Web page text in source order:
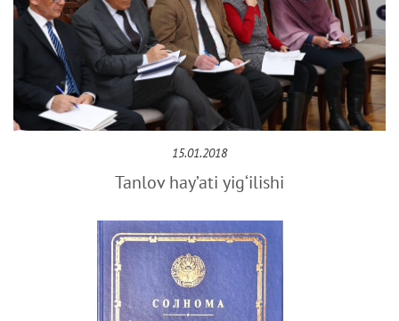
15.01.2018
Tanlov hay’ati yig‘ilishi